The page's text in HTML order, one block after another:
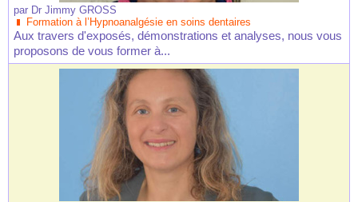
par Dr Jimmy GROSS
Formation à l’Hypnoanalgésie en soins dentaires
Aux travers d'exposés, démonstrations et analyses, nous vous
proposons de vous former à...